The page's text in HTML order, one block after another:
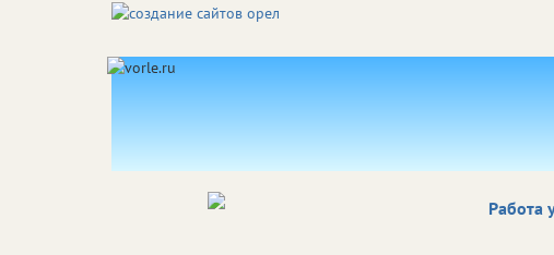
Работа